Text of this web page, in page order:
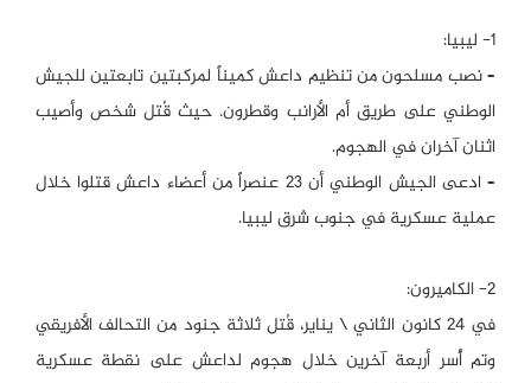
1- ليبيا:
– نصب مسلحون من تنظيم داعش كميناً لمركبتين تابعتين للجيش
الوطني على طريق أم الأرانب وقطرون. حيث قُتل شخص وأصيب
اثنان آخران في الهجوم.
– ادعى الجيش الوطني أن 23 عنصراً من أعضاء داعش قتلوا خلال
عملية عسكرية في جنوب شرق ليبيا.
2- الكاميرون:
في 24 كانون الثاني \ يناير، قُتل ثلاثة جنود من التحالف الأفريقي
وتم أُسر أربعة آخرين خلال هجوم لداعش على نقطة عسكرية